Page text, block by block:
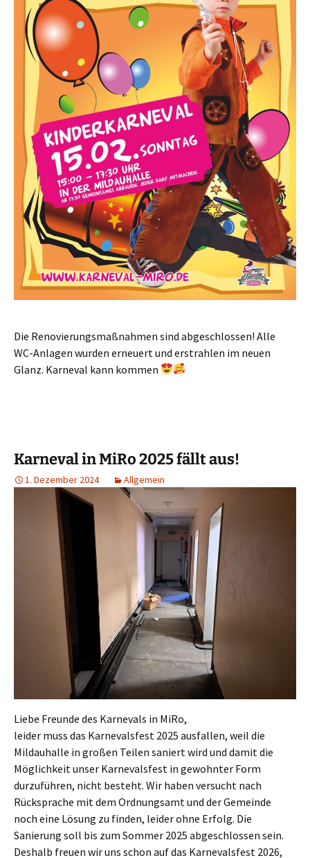
Die Renovierungsmaßnahmen sind abgeschlossen! Alle
WC-Anlagen wurden erneuert und erstrahlen im neuen
Glanz. Karneval kann kommen
Karneval in MiRo 2025 fällt aus!
1. Dezember 2024 Allgemein
Liebe Freunde des Karnevals in MiRo,
leider muss das Karnevalsfest 2025 ausfallen, weil die
Mildauhalle in großen Teilen saniert wird und damit die
Möglichkeit unser Karnevalsfest in gewohnter Form
durzuführen, nicht besteht. Wir haben versucht nach
Rücksprache mit dem Ordnungsamt und der Gemeinde
noch eine Lösung zu finden, leider ohne Erfolg. Die
Sanierung soll bis zum Sommer 2025 abgeschlossen sein.
Deshalb freuen wir uns schon auf das Karnevalsfest 2026,